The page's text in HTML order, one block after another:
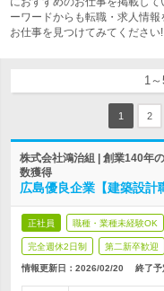
ーワードからも転職・求人情
お仕事を見つけてみてください!
1
1 2
株式会社鴻治組 | 創業140年
数獲得
広島優良企業【建築設
正社員 職種・業種未経験OK
完全週休2日制 第二新卒歓迎
情報更新日：2026/02/20 終了予